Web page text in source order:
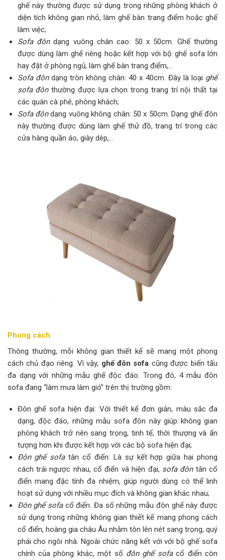
ghế này thường được sử dụng trong những phòng khách ở
diện tích không gian nhỏ, làm ghế bàn trang điểm hoặc ghế
làm việc;
Sofa đôndạng vuông chân cao: 50 x 50cm. Ghế thường
được dùng làm ghế riêng hoặc kết hợp với bộ ghế sofa lớn
hay đặt ở phòng ngủ, làm ghế bàn trang điểm,…
Sofa đôndạng tròn không chân: 40 x 40cm. Đây là loại ghế
sofa đônthường được lựa chọn trong trang trí nội thất tại
các quán cà phê, phòng khách;
Sofa đôndạng vuông không chân: 50 x 50cm. Dạng ghế đôn
này thường được dùng làm ghế thử đồ, trang trí trong các
cửa hàng quần áo, giày dép,…
Phong cách
Thông thường, mỗi không gian thiết kế sẽ mang một phong
cách chủ đạo riêng. Vì vậy, ghế đôn sofa cũng được biến tấu
đa dạng với những mẫu ghế độc đáo. Trong đó, 4 mẫu đôn
sofa đang “làm mưa làm gió” trên thị trường gồm:
Đôn ghế sofa hiện đại: Với thiết kế đơn giản, màu sắc đa
dạng, độc đáo, những mẫu sofa đôn này giúp không gian
phòng khách trở nên sang trọng, tinh tế, thời thượng và ấn
tượng hơn khi được kết hợp với các bộ sofa hiện đại;
Đôn ghế sofatân cổ điển: Là sự kết hợp giữa hai phong
cách trái ngược nhau, cổ điển và hiện đại, sofa đôntân cổ
điển mang đặc tính đa nhiệm, giúp người dùng có thể linh
hoạt sử dụng với nhiều mục đích và không gian khác nhau;
Đôn ghế sofacổ điển: Đa số những mẫu đôn ghế này được
sử dụng trong những không gian thiết kế mang phong cách
cổ điển, hoàng gia châu Âu nhằm tôn lên nét sang trọng, quý
phái cho ngôi nhà. Ngoài chức năng kết với với bộ ghế sofa
chính của phòng khác, một số đôn ghế sofacổ điển còn